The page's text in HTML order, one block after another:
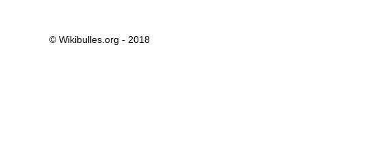
© Wikibulles.org - 2018